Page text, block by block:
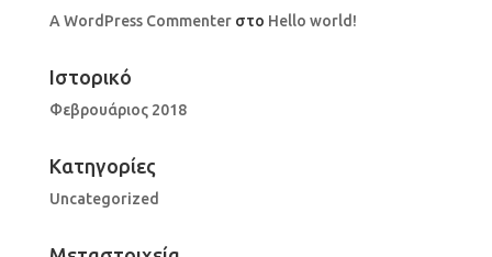
A WordPress Commenterστο Hello world!
Ιστορικό
Φεβρουάριος 2018
Kατηγορίες
Uncategorized